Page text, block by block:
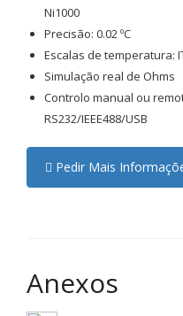
Ni1000
Precisão: 0.02 ºC
Escalas de temperatura:
Simulação real de Ohms
Controlo manual ou
RS232/IEEE488/USB
Pedir Mais
Anexos